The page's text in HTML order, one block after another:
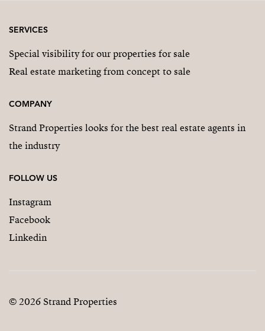
SERVICES
Special visibility for our properties for sale
Real estate marketing from concept to sale
COMPANY
Strand Properties looks for the best real estate agents in
the industry
FOLLOW US
Instagram
Facebook
Linkedin
© 2026 Strand Properties